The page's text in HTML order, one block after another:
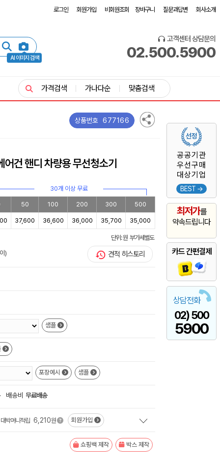
로그인 회원가입 비회원조회 장바구니 질문과답변 회사소개
AI 이미지 검색
고객센터 상담문의
02.500.5900
공공기관
우선구매
대상기업
BEST →
최저가를
약속드립니다
카드 간편결제
상담전화
02) 500
5900
가격검색 가나다순 맞춤검색
상품번호 677166
건 핸디 차량용 무선청소기
30개 이상 무료
50 100 200 300 500
37,600 36,600 36,000 35,700 35,000
단위: 원 부가세별도
) 견적 히스토리
샘플
포장예시 샘플
배송비 무료배송
대박머니적립 6,210원 회원가입
쇼핑백 제작 박스 제작